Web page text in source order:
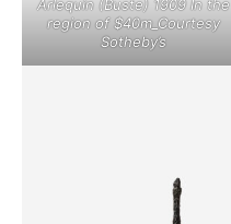
Arlequin (Buste) 1909 In the
region of $40m_Courtesy
Sotheby’s